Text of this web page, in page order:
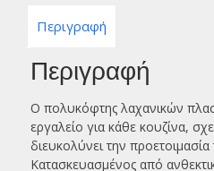
Περιγραφή
Περιγραφή
Ο πολυκόφτης λαχανικών
εργαλείο για κάθε κουζίνα,
διευκολύνει την
Κατασκευασμένος από